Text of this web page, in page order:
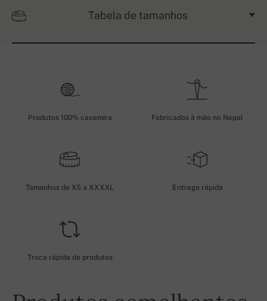
Tabela de tamanhos
Produtos 100% caxemira Fabricados à mão no Nepal
Tamanhos de XS a XXXXL Entrega rápida
Troca rápida de produtos